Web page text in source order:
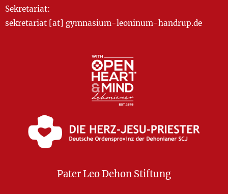
Sekretariat:
sekretariat [at] gymnasium-leoninum-handrup.de
Pater Leo Dehon Stiftung